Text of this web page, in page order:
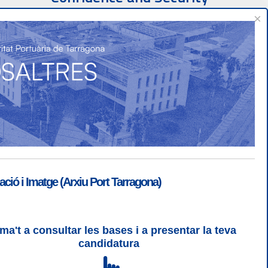
| Login
| WCAG 2 i WW3C
×
i Imatge (Arxiu Port Tarragona)
a consultar les bases i a presentar la teva
candidatura